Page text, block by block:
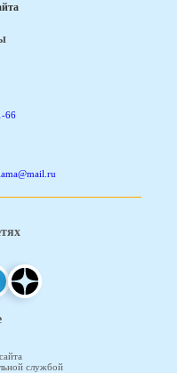
66
службой